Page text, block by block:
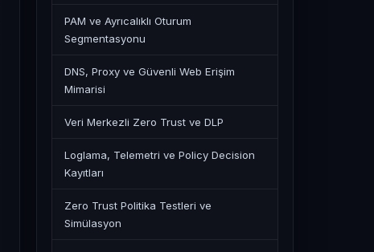
PAM ve Ayrıcalıklı Oturum
Segmentasyonu
DNS, Proxy ve Güvenli Web Erişim
Mimarisi
Veri Merkezli Zero Trust ve DLP
Loglama, Telemetri ve Policy Decision
Kayıtları
Zero Trust Politika Testleri ve
Simülasyon